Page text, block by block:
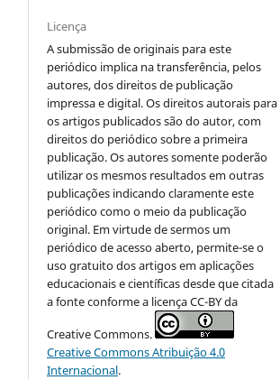
Licença
A submissão de originais para este
periódico implica na transferência, pelos
autores, dos direitos de publicação
impressa e digital. Os direitos autorais para
os artigos publicados são do autor, com
direitos do periódico sobre a primeira
publicação. Os autores somente poderão
utilizar os mesmos resultados em outras
publicações indicando claramente este
periódico como o meio da publicação
original. Em virtude de sermos um
periódico de acesso aberto, permite-se o
uso gratuito dos artigos em aplicações
educacionais e científicas desde que citada
a fonte conforme a licença CC-BY da
Creative Commons.
Creative Commons Atribuição 4.0
Internacional.